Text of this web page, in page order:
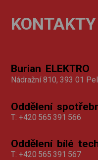
KONTAKTY
Burian ELEKTRO
Nádražní 810, 393 01
Oddělení
T: +420 565 391 566
Oddělení bílé
T: +420 565 391 567